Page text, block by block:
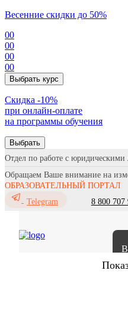
Весенние скидки до 50%
00
00
00
00
Выбрать курс
Cкидка -10%
при онлайн-оплате
на программы обучения
Выбрать
Отдел по работе с юридическими
Обращаем Ваше внимание на
ОБРАЗОВАТЕЛЬНЫЙ ПОРТАЛ
Telegram
8 800 707